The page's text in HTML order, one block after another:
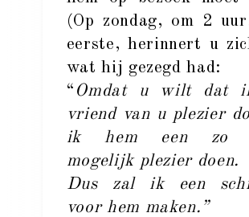
(Op zondag, om 2
eerste, herinnert u
wat hij gezegd had:
“ Omdat u wilt dat
vriend van u plezier
ik hem een zo
mogelijk plezier doen.
Dus zal ik een
voor hem maken.”